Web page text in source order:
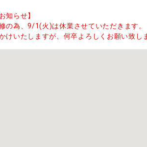
知らせ】
の為、9/1(火)は休業させていただきます。
けいたしますが、何卒よろしくお願い致し